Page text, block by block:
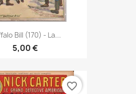
Bill (170) - La...
5,00 €
favorite_border